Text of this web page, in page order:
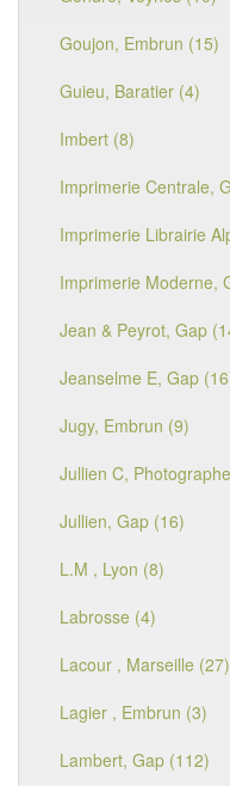
Goujon, Embrun (15)
Guieu, Baratier (4)
Imbert (8)
Imprimerie Centrale,
Imprimerie Librairie
Imprimerie Moderne,
Jean & Peyrot, Gap
Jeanselme E, Gap
Jugy, Embrun (9)
Jullien C,
Jullien, Gap (16)
L.M , Lyon (8)
Labrosse (4)
Lacour , Marseille (27)
Lagier , Embrun (3)
Lambert, Gap (112)